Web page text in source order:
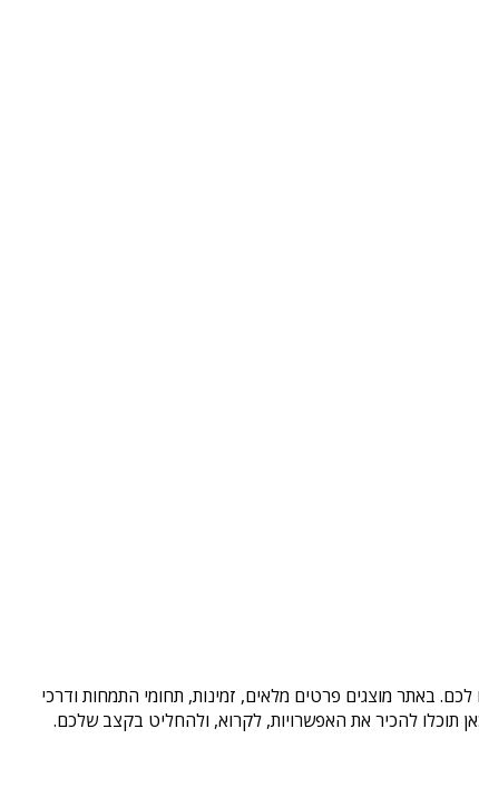
באתר מוצגים פרטים מלאים, זמינות, תחומי התמחות ודרכי
תוכלו להכיר את האפשרויות, לקרוא, ולהחליט בקצב שלכם.